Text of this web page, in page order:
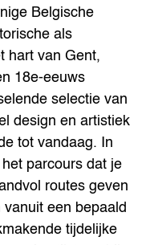
Belgische
als
hart van Gent,
18e-eeuws
selectie van
design en artistiek
tot vandaag. In
parcours dat je
routes geven
een bepaald
tijdelijke